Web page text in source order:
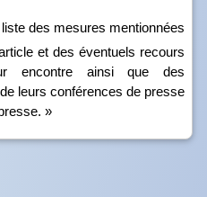
des mesures mentionnées
et des éventuels recours
encontre ainsi que des
leurs conférences de presse
»